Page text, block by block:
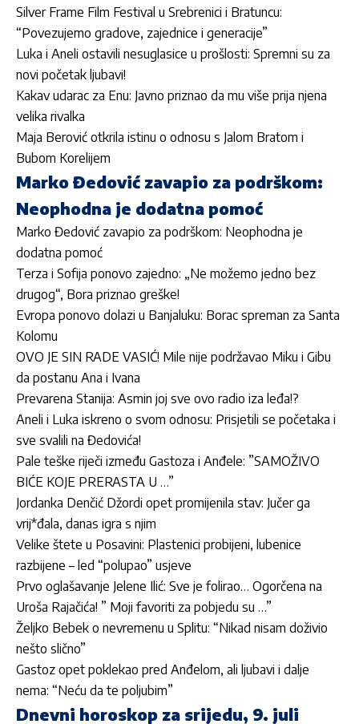
Silver Frame Film Festival u Srebrenici i Bratuncu:
“Povezujemo gradove, zajednice i generacije”
Luka i Aneli ostavili nesuglasice u prošlosti: Spremni su za
novi početak ljubavi!
Kakav udarac za Enu: Javno priznao da mu više prija njena
velika rivalka
Maja Berović otkrila istinu o odnosu s Jalom Bratom i
Bubom Korelijem
Marko Đedović zavapio za podrškom:
Neophodna je dodatna pomoć
Marko Đedović zavapio za podrškom: Neophodna je
dodatna pomoć
Terza i Sofija ponovo zajedno: „Ne možemo jedno bez
drugog“, Bora priznao greške!
Evropa ponovo dolazi u Banjaluku: Borac spreman za Santa
Kolomu
OVO JE SIN RADE VASIĆ! Mile nije podržavao Miku i Gibu
da postanu Ana i Ivana
Prevarena Stanija: Asmin joj sve ovo radio iza leđa!?
Aneli i Luka iskreno o svom odnosu: Prisjetili se početaka i
sve svalili na Đedovića!
Pale teške riječi između Gastoza i Anđele: ”SAMOŽIVO
BIĆE KOJE PRERASTA U …”
Jordan­ka Denčić Džordi opet promijenila stav: Jučer ga
vrij*đala, danas igra s njim
Velike štete u Posavini: Plastenici probijeni, lubenice
razbijene – led “polupao” usjeve
Prvo oglašavanje Jelene Ilić: Sve je folirao… Ogorčena na
Uroša Rajačića! ” Moji favoriti za pobjedu su …”
Željko Bebek o nevremenu u Splitu: “Nikad nisam doživio
nešto slično”
Gastoz opet poklekao pred Anđelom, ali ljubavi i dalje
nema: “Neću da te poljubim”
Dnevni horoskop za srijedu, 9. juli